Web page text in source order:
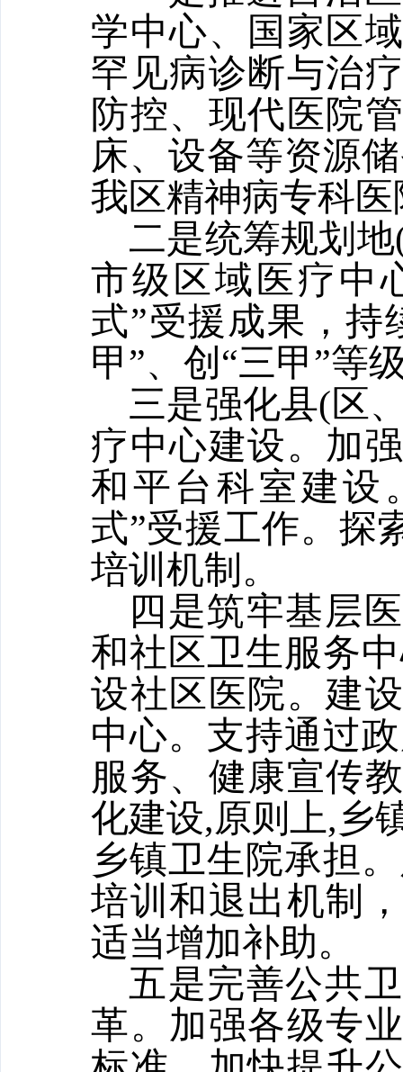
学中心、国家区
罕见病诊断与治
防控、现代医院
床、设备等资源
我区精神病专科医
二是统筹规划
市级区域医疗中
式”受援成果，持
甲”、创“三甲”等
三是强化县(区
疗中心建设。加
和平台科室建设
式”受援工作。探
培训机制。
四是筑牢基层
和社区卫生服务
设社区医院。建
中心。支持通过
服务、健康宣传
化建设,原则上,乡
乡镇卫生院承担
培训和退出机制
适当增加补助。
五是完善公共
革。加强各级专